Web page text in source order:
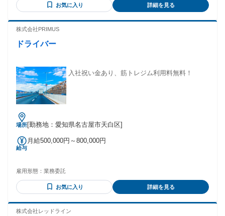
性・女性共に活躍中 ・ブランクOK ・長期勤務できる方大
・フリーターの方のご応募もお待ちしております！ ・ハロー
迎
お気に入り 詳細を見る
株式会社PRIMUS
ドライバー
入社祝い金あり、筋トレジム利用料無料！
場所[勤務地：愛知県名古屋市天白区]
給与
月給500,000円～800,000円
雇用形態： 業務委託
お気に入り 詳細を見る
株式会社レッドライン